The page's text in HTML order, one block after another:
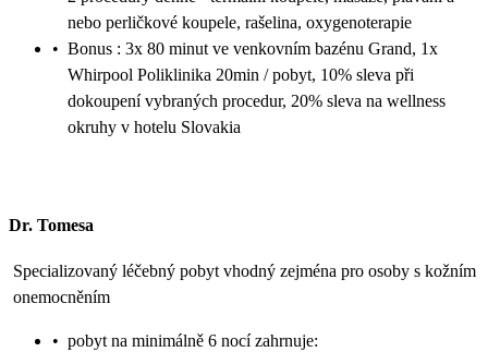
nebo perličkové koupele, rašelina, oxygenoterapie
• Bonus : 3x 80 minut ve venkovním bazénu Grand, 1x
Whirpool Poliklinika 20min / pobyt, 10% sleva při
dokoupení vybraných procedur, 20% sleva na wellness
okruhy v hotelu Slovakia
Dr. Tomesa
Specializovaný léčebný pobyt vhodný zejména pro osoby s kožním
onemocněním
• pobyt na minimálně 6 nocí zahrnuje: